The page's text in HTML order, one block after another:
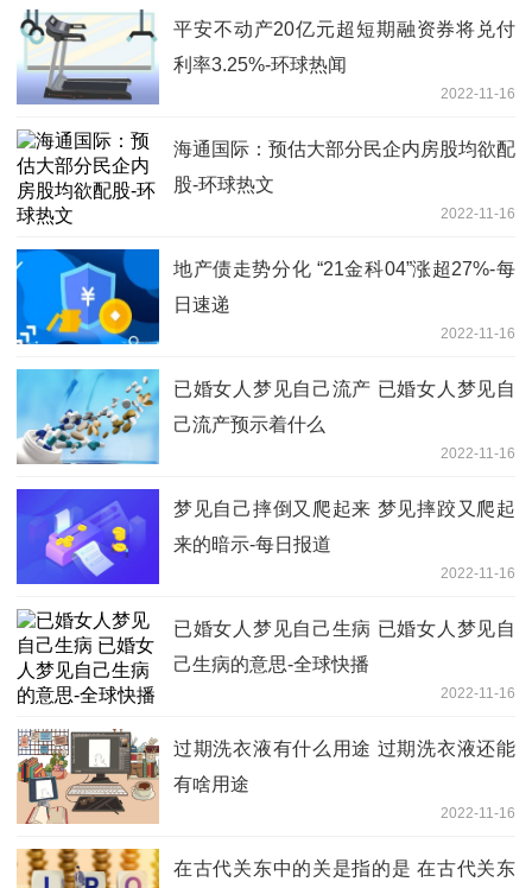
平安不动产20亿元超短期融资券将兑付
利率3.25%-环球热闻
2022-11-16
海通国际：预估大部分民企内房股均欲配
股-环球热文
2022-11-16
地产债走势分化 “21金科04”涨超27%-每
日速递
2022-11-16
已婚女人梦见自己流产 已婚女人梦见自
己流产预示着什么
2022-11-16
梦见自己摔倒又爬起来 梦见摔跤又爬起
来的暗示-每日报道
2022-11-16
已婚女人梦见自己生病 已婚女人梦见自
己生病的意思-全球快播
2022-11-16
过期洗衣液有什么用途 过期洗衣液还能
有啥用途
2022-11-16
在古代关东中的关是指的是 在古代关东